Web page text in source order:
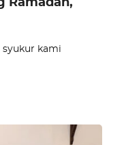
Ramadan,
syukur kami